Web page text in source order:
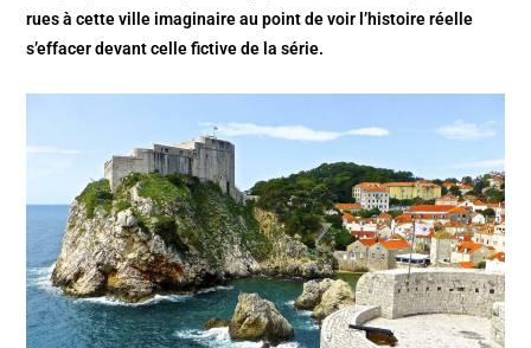
rues à cette ville imaginaireau point de voir l’histoire réelle
s’effacer devant celle fictive de la série.